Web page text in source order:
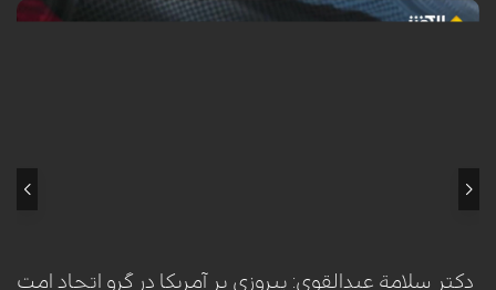
این راستا، هم‌پیمانی با ایران را راهکاری کلیدی برای آزادسازی مسجدالاقصی و
دکتر سلامة عبدالقوی: پیروزی بر آمریکا در گرو اتحاد امت